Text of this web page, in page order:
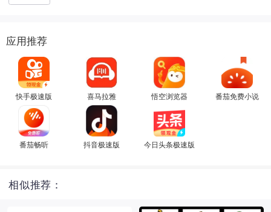
应用推荐
快手极速版 喜马拉雅 悟空浏览器 番茄免费小说
番茄畅听 抖音极速版 今日头条极速版
相似推荐：